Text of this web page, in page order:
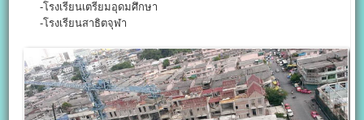
-โรงเรียนเตรียมอุดมศึกษา
-โรงเรียนสาธิตจุฬา